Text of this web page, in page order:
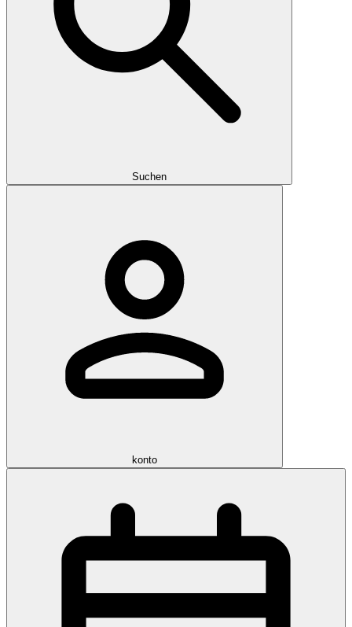
Suchen
konto